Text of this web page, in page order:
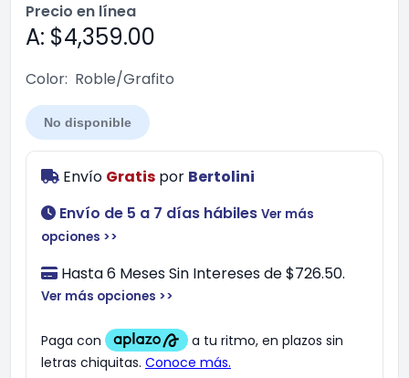
Precio en línea
A: $4,359.00
Color: Roble/Grafito
No disponible
Envío Gratis por Bertolini
Envío de 5 a 7 días hábiles Ver más
opciones >>
Hasta 6 Meses Sin Intereses de $726.50.
Ver más opciones >>